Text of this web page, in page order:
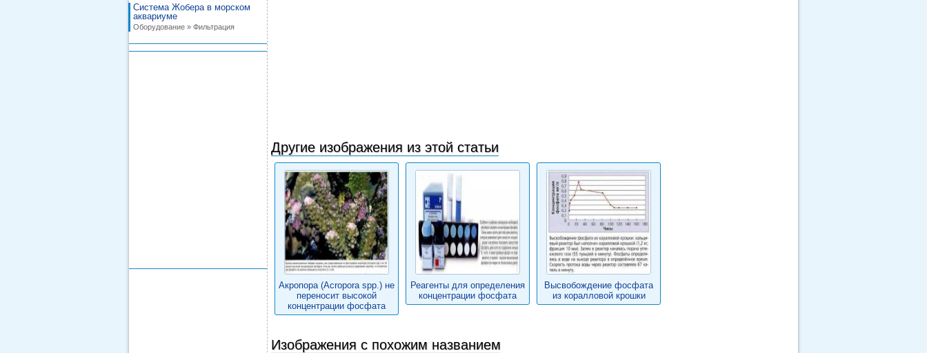
Система Жобера в морском
аквариуме
Оборудование » Фильтрация
Другие изображения из этой статьи
Акропора (Acropora spp.) не
переносит высокой
концентрации фосфата
Реагенты для определения
концентрации фосфата
Высвобождение фосфата
из коралловой крошки
Изображения с похожим названием